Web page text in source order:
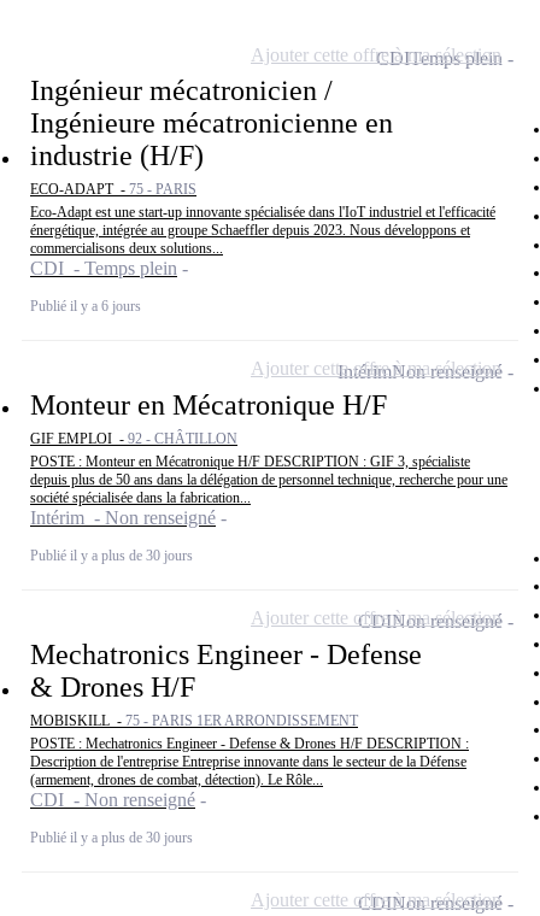
Ingénieur mécatronicien /
Ingénieure mécatronicienne en
industrie (H/F)
ECO-ADAPT - 75 - PARIS
Eco-Adapt est une start-up innovante spécialisée dans l'IoT industriel et l'efficacité
énergétique, intégrée au groupe Schaeffler depuis 2023. Nous développons et
commercialisons deux solutions...
CDI - Temps plein
Publié il y a 6 jours
CDITemps plein
Ajouter cette offre à ma sélection
Monteur en Mécatronique H/F
GIF EMPLOI - 92 - CHÂTILLON
POSTE : Monteur en Mécatronique H/F DESCRIPTION : GIF 3, spécialiste
depuis plus de 50 ans dans la délégation de personnel technique, recherche pour une
société spécialisée dans la fabrication...
Intérim - Non renseigné
Publié il y a plus de 30 jours
IntérimNon renseigné
Ajouter cette offre à ma sélection
Mechatronics Engineer - Defense
& Drones H/F
MOBISKILL - 75 - PARIS 1ER ARRONDISSEMENT
POSTE : Mechatronics Engineer - Defense & Drones H/F DESCRIPTION :
Description de l'entreprise Entreprise innovante dans le secteur de la Défense
(armement, drones de combat, détection). Le Rôle...
CDI - Non renseigné
Publié il y a plus de 30 jours
CDINon renseigné
Ajouter cette offre à ma sélection
CDINon renseigné
Ajouter cette offre à ma sélection